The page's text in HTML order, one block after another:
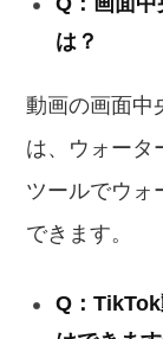
は？
動画の画面中
は、ウォータ
ツールでウォ
できます。
Q：